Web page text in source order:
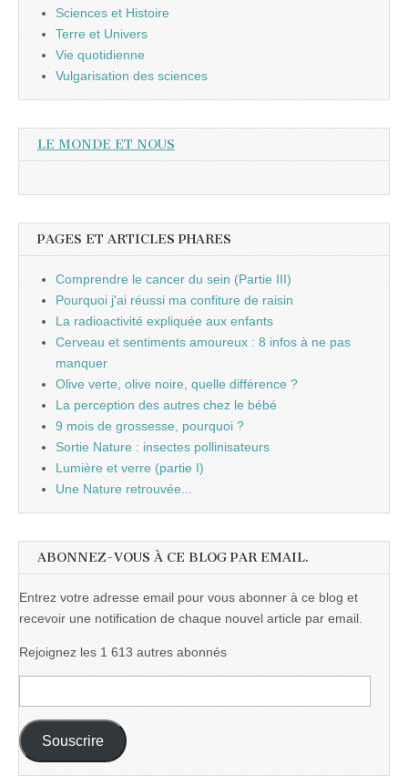
Sciences et Histoire
Terre et Univers
Vie quotidienne
Vulgarisation des sciences
LE MONDE ET NOUS
PAGES ET ARTICLES PHARES
Comprendre le cancer du sein (Partie III)
Pourquoi j'ai réussi ma confiture de raisin
La radioactivité expliquée aux enfants
Cerveau et sentiments amoureux : 8 infos à ne pas
manquer
Olive verte, olive noire, quelle différence ?
La perception des autres chez le bébé
9 mois de grossesse, pourquoi ?
Sortie Nature : insectes pollinisateurs
Lumière et verre (partie I)
Une Nature retrouvée...
ABONNEZ-VOUS À CE BLOG PAR EMAIL.
Entrez votre adresse email pour vous abonner à ce blog et
recevoir une notification de chaque nouvel article par email.
Rejoignez les 1 613 autres abonnés
e-
mail :
Souscrire